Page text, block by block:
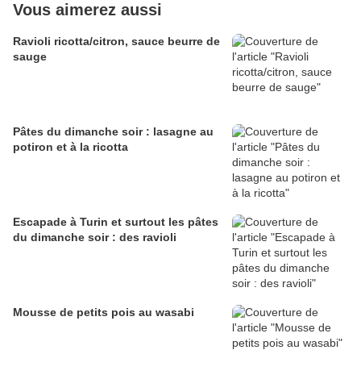
Vous aimerez aussi
Ravioli ricotta/citron, sauce beurre de
sauge
Pâtes du dimanche soir : lasagne au
potiron et à la ricotta
Escapade à Turin et surtout les pâtes
du dimanche soir : des ravioli
Mousse de petits pois au wasabi